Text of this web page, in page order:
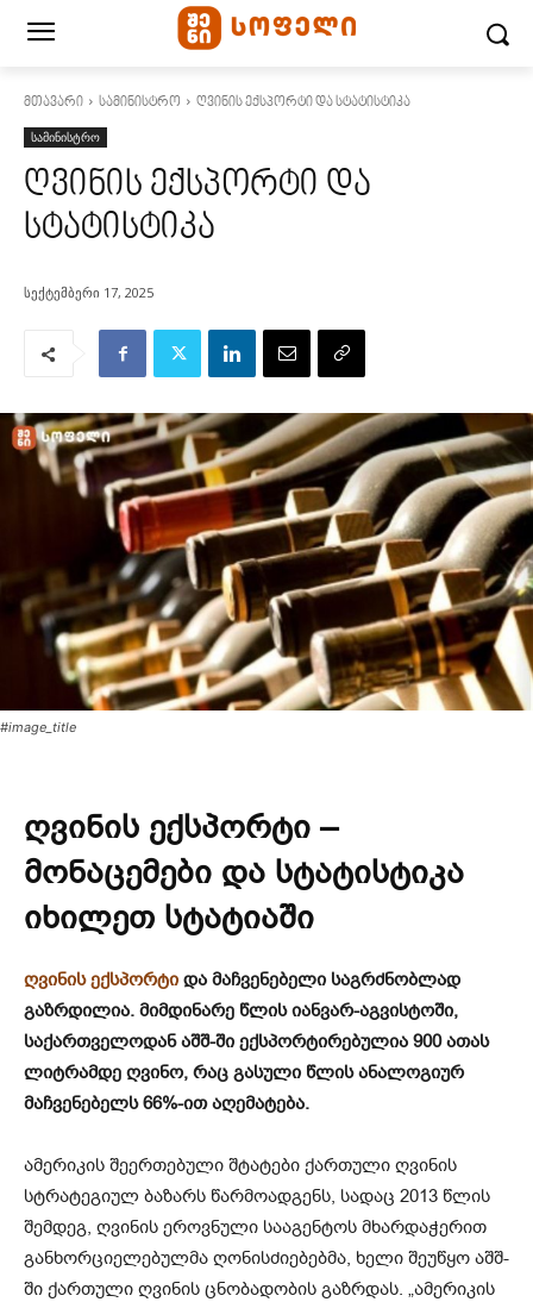
მთავარი სამინისტრო ღვინის ექსპორტი და სტატისტიკა
სამინისტრო
ღვინის ექსპორტი და
სტატისტიკა
სექტემბერი 17, 2025
#image_title
ღვინის ექსპორტი –
მონაცემები და სტატისტიკა
იხილეთ სტატიაში
ღვინის ექსპორტი და მაჩვენებელი საგრძნობლად
გაზრდილია. მიმდინარე წლის იანვარ-აგვისტოში,
საქართველოდან აშშ-ში ექსპორტირებულია 900 ათას
ლიტრამდე ღვინო, რაც გასული წლის ანალოგიურ
მაჩვენებელს 66%-ით აღემატება.
ამერიკის შეერთებული შტატები ქართული ღვინის
სტრატეგიულ ბაზარს წარმოადგენს, სადაც 2013 წლის
შემდეგ, ღვინის ეროვნული სააგენტოს მხარდაჭერით
განხორციელებულმა ღონისძიებებმა, ხელი შეუწყო აშშ-
ში ქართული ღვინის ცნობადობის გაზრდას. „ამერიკის